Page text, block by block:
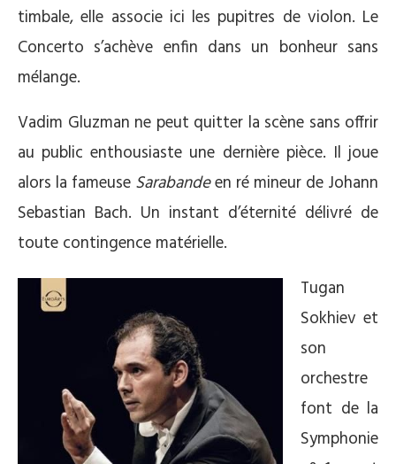
timbale, elle associe ici les pupitres de violon. Le
Concerto s’achève enfin dans un bonheur sans
mélange.
Vadim Gluzman ne peut quitter la scène sans offrir
au public enthousiaste une dernière pièce. Il joue
alors la fameuse Sarabandeen ré mineur de Johann
Sebastian Bach. Un instant d’éternité délivré de
toute contingence matérielle.
Tugan
Sokhiev et
son
orchestre
font de la
Symphonie